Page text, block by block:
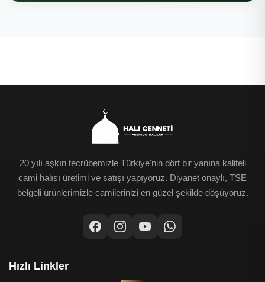
20 yılı aşkın tecrübemizle Türkiye'nin dört bir yanına kaliteli
cami halısı üretimi ve satışı yapıyoruz. Diyanet onaylı, TSE
belgeli ürünlerimizle camilerinizi en güzel şekilde döşüyoruz.
Hızlı Linkler